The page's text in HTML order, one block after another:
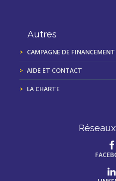
Autres
CAMPAGNE DE
AIDE ET CONTACT
LA CHARTE